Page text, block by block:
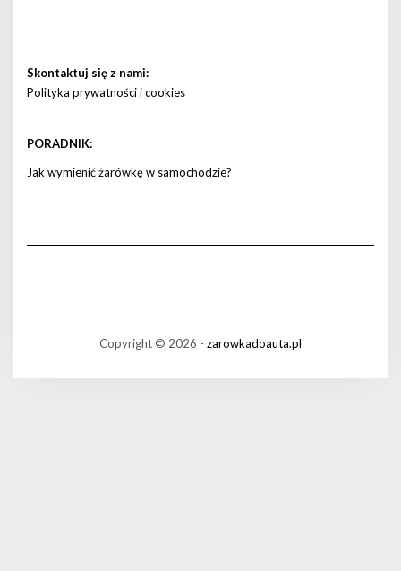
Skontaktuj się z nami:
Polityka prywatności i cookies
PORADNIK:
Jak wymienić żarówkę w samochodzie?
Copyright © 2026 - zarowkadoauta.pl